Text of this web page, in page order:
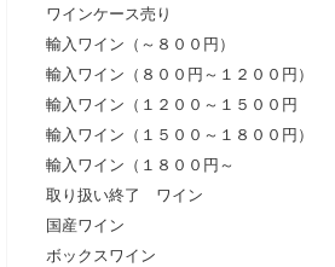
ワインケース売り
輸入ワイン（～８００円）
輸入ワイン（８００円～１２００円）
輸入ワイン（１２００～１５００円
輸入ワイン（１５００～１８００円）
輸入ワイン（１８００円～
取り扱い終了 ワイン
国産ワイン
ボックスワイン